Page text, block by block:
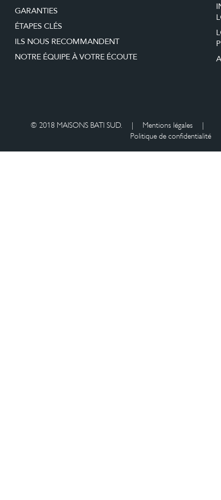
GARANTIES
ÉTAPES CLÉS
ILS NOUS RECOMMANDENT
NOTRE ÉQUIPE À VOTRE ÉCOUTE
© 2018 MAISONS BATI SUD. | Mentions légales
|
Politique de confidentialité